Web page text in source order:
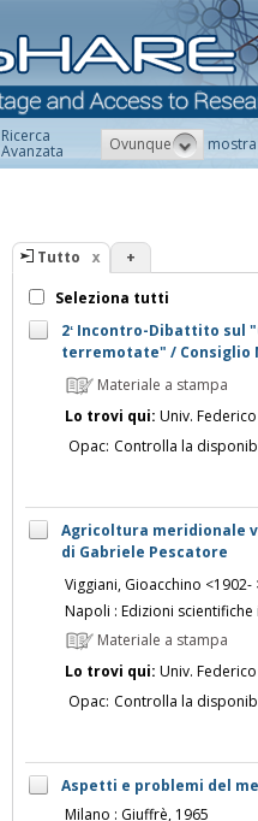
Ricerca
Avanzata Ovunque mostra
Tutto +
Seleziona tutti
2ʻ Incontro-Dibattito sul
terremotate" / Consiglio
Materiale a stampa
Lo trovi qui: Univ. Federico
Opac: Controlla la
Agricoltura meridionale
di Gabriele Pescatore
Viggiani, Gioacchino <1902-
Napoli : Edizioni
Materiale a stampa
Lo trovi qui: Univ. Federico
Opac: Controlla la
Aspetti e problemi del
Milano : Giuffrè, 1965